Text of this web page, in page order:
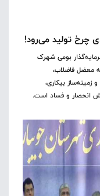
چرخ تولید می‌رود!
بومی شهرک
معضل فاضلاب،
زمینه‌ساز بیکاری،
انحصار و فساد است.